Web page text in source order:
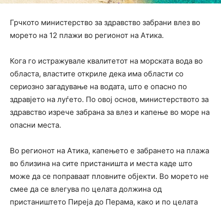
Грчкото министерство за здравство забрани влез во
морето на 12 плажи во регионот на Атика.
Кога го истражувале квалитетот на морската вода во
областа, властите откриле дека има области со
сериозно загадување на водата, што е опасно по
здравјето на луѓето. По овој основ, министерството за
здравство изрече забрана за влез и капење во море на
опасни места.
Во регионот на Атика, капењето е забрането на плажа
во близина на сите пристаништа и места каде што
може да се поправаат пловните објекти. Во морето не
смее да се влегува по целата должина од
пристаништето Пиреја до Перама, како и по целата